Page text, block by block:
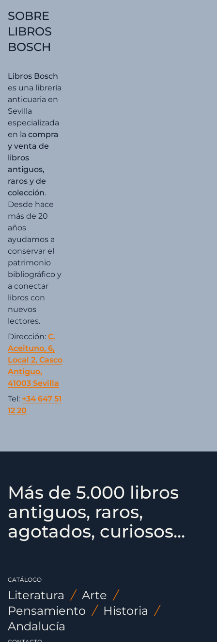
SOBRE
LIBROS
BOSCH
Libros Bosch
es una librería
anticuaria en
Sevilla
especializada
en la compra
y venta de
libros
antiguos,
raros y de
colección.
Desde hace
más de 20
años
ayudamos a
conservar el
patrimonio
bibliográfico y
a conectar
libros con
nuevos
lectores.
Dirección: C.
Aceituno, 6,
Local 2, Casco
Antiguo,
41003 Sevilla
Tel: +34 647 51
12 20
Más de 5.000 libros
antiguos, raros,
agotados, curiosos...
CATÁLOGO
Literatura / Arte /
Pensamiento / Historia /
Andalucía